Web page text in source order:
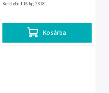
Kosárba
Kettlebell 16 kg 2318